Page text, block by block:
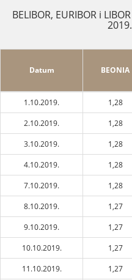
BELIBOR, EURIBOR i
Datum BEONIA
1.10.2019. 1,28
2.10.2019.
1,28
3.10.2019.
1,28
4.10.2019.
1,28
7.10.2019.
1,28
8.10.2019.
1,27
9.10.2019.
1,27
10.10.2019.
1,27
11.10.2019.
1,27